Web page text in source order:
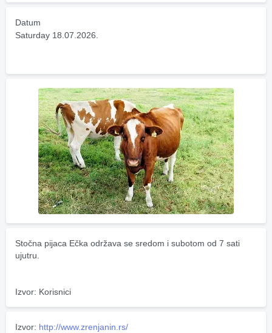
Datum
Saturday 18.07.2026.
Stočna pijaca Ečka održava se sredom i subotom od 7 sati
ujutru.
Izvor: Korisnici
Izvor: http://www.zrenjanin.rs/